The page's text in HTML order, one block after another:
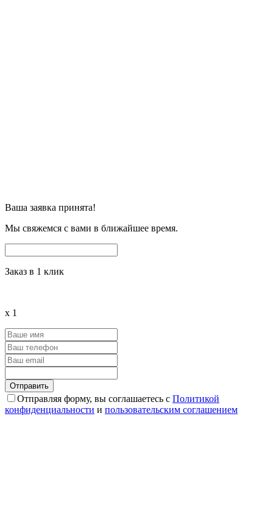
Ваша заявка принята!
Мы свяжемся с вами в ближайшее время.
Заказ в 1 клик
x 1
Отправляя форму, вы соглашаетесь с Политикой
конфиденциальности и пользовательским соглашением